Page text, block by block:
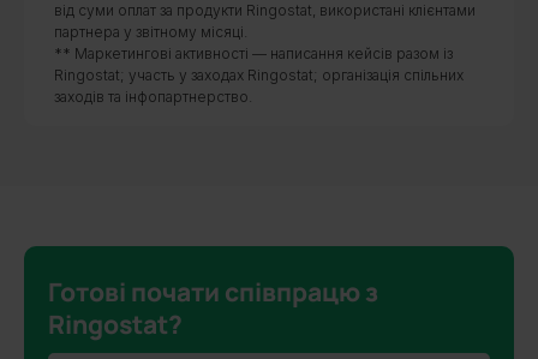
від суми оплат за продукти Ringostat, використані клієнтами
партнера у звітному місяці.
** Маркетингові активності — написання кейсів разом із
Ringostat; участь у заходах Ringostat; організація спільних
заходів та інфопартнерство.
Готові почати співпрацю з
Ringostat?